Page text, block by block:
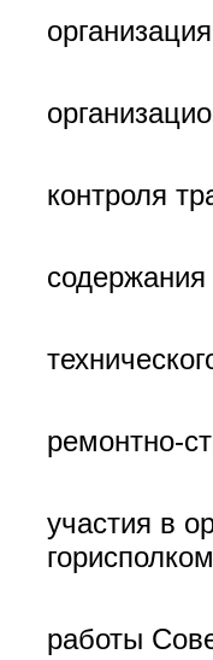
контроля
ремонтно-
участия в
работы